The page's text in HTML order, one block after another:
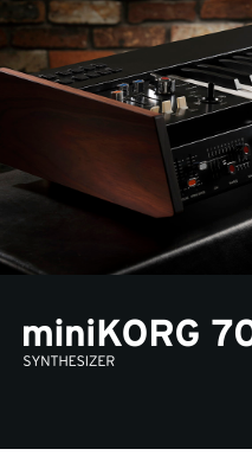
Características
Eventos
Localizador de Tiendas
Noticias
Ubicación